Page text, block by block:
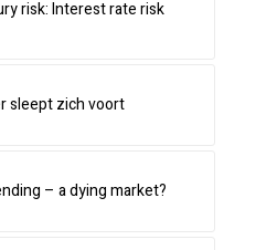
risk: Interest rate risk
sleept zich voort
– a dying market?